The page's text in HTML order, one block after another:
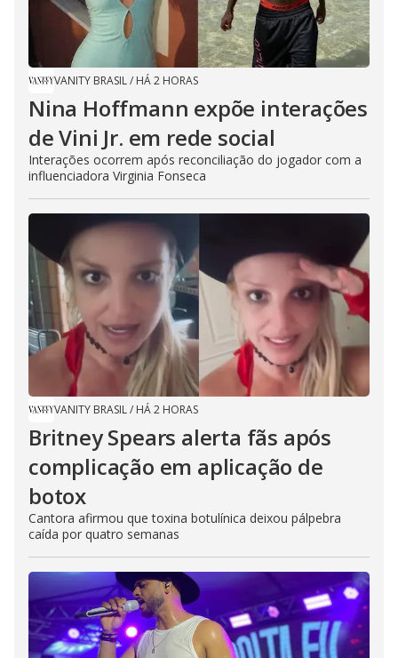
VANITY BRASIL/ HÁ 2 HORAS
Nina Hoffmann expõe interações
de Vini Jr. em rede social
Interações ocorrem após reconciliação do jogador com a
influenciadora Virginia Fonseca
VANITY BRASIL/ HÁ 2 HORAS
Britney Spears alerta fãs após
complicação em aplicação de
botox
Cantora afirmou que toxina botulínica deixou pálpebra
caída por quatro semanas